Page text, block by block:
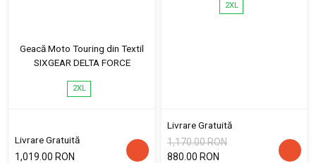
Geacă Moto Touring din Textil
SIXGEAR DELTA FORCE
2XL
Livrare Gratuită
1,019.00 RON
2XL
Livrare Gratuită
1,170.00 RON
880.00 RON